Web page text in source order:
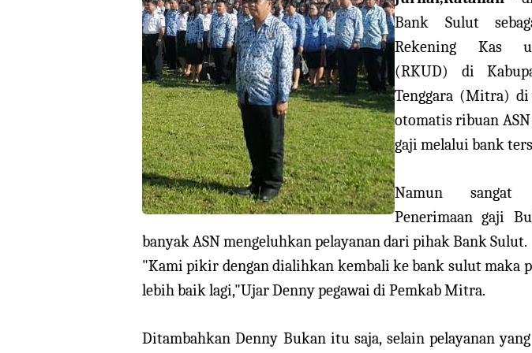
Bank Sulut
Rekening Kas
(RKUD) di
Tenggara (Mitra)
otomatis ribuan
gaji melalui bank
Namun
Penerimaan gaji
banyak ASN mengeluhkan pelayanan dari pihak Bank Sulut.
"Kami pikir dengan dialihkan kembali ke bank sulut maka
lebih baik lagi,"Ujar Denny pegawai di Pemkab Mitra.
Ditambahkan Denny Bukan itu saja, selain pelayanan